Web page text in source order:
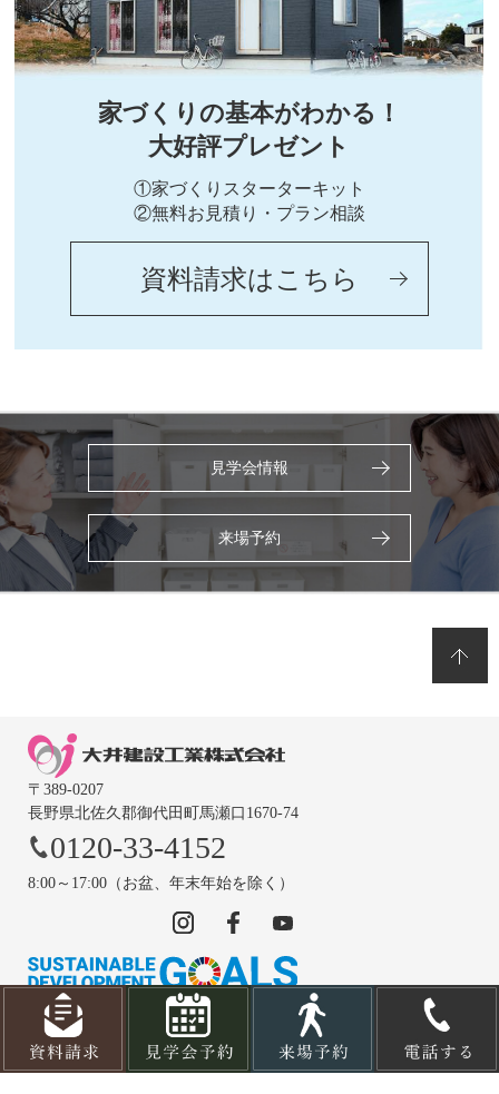
家づくりの基本がわかる！
大好評プレゼント
①家づくりスターターキット
②無料お見積り・プラン相談
資料請求はこちら
見学会情報
来場予約
〒389-0207
長野県北佐久郡御代田町馬瀬口1670-74
0120-33-4152
8:00～17:00（お盆、年末年始を除く）
© OOIKENSETSUKOUGYOU CO., LTD.